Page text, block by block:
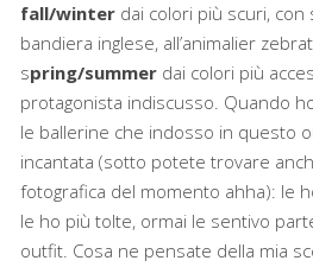
fall/winter dai colori più scuri,
bandiera inglese, all’animalier
spring/summer dai colori più
protagonista indiscusso. Quando
le ballerine che indosso in questo
incantata (sotto potete trovare
fotografica del momento ahha): le
le ho più tolte, ormai le sentivo
outfit. Cosa ne pensate della mia